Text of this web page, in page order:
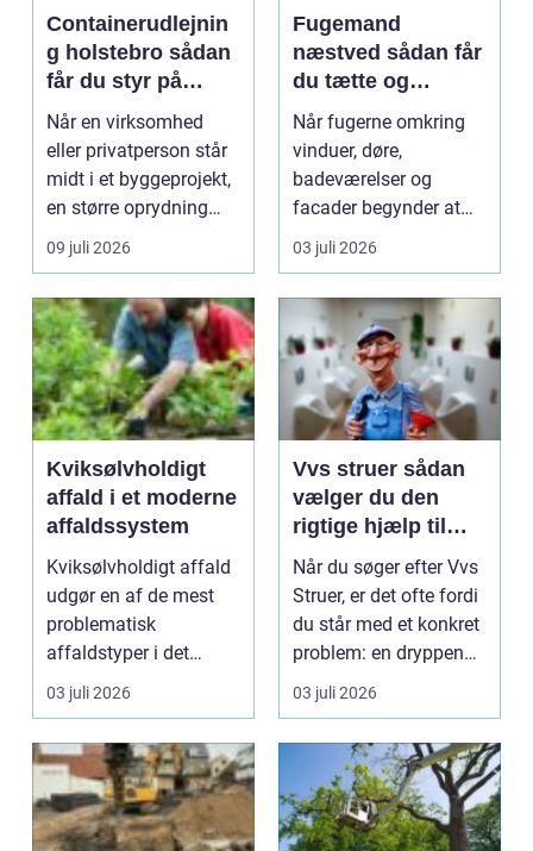
Containerudlejnin
g holstebro sådan
får du styr på
affald og
materialer
Når en virksomhed
eller privatperson står
midt i et byggeprojekt,
en større oprydning
eller løbende ...
09 juli 2026
Fugemand
næstved sådan får
du tætte og
holdbare fuger
Når fugerne omkring
vinduer, døre,
badeværelser og
facader begynder at
slippe, kan det hurtigt
føre ...
03 juli 2026
Kviksølvholdigt
affald i et moderne
affaldssystem
Kviksølvholdigt affald
udgør en af de mest
problematisk
affaldstyper i det
moderne samfund,
fordi se...
03 juli 2026
Vvs struer sådan
vælger du den
rigtige hjælp til
dine installationer
Når du søger efter Vvs
Struer, er det ofte fordi
du står med et konkret
problem: en dryppende
vandha...
03 juli 2026